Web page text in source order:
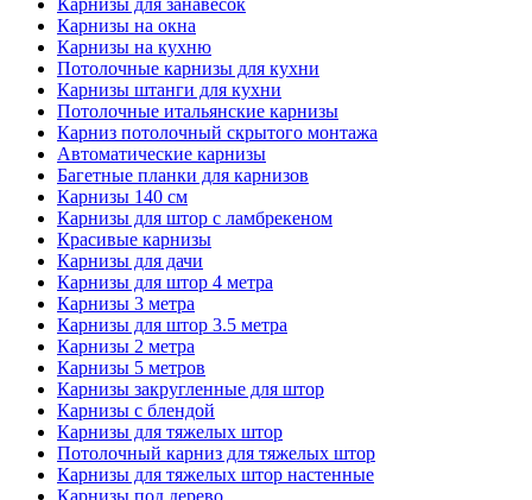
Карнизы на окна
Карнизы на кухню
Потолочные карнизы для кухни
Карнизы штанги для кухни
Потолочные итальянские карнизы
Карниз потолочный скрытого монтажа
Автоматические карнизы
Багетные планки для карнизов
Карнизы 140 см
Карнизы для штор с ламбрекеном
Красивые карнизы
Карнизы для дачи
Карнизы для штор 4 метра
Карнизы 3 метра
Карнизы для штор 3.5 метра
Карнизы 2 метра
Карнизы 5 метров
Карнизы закругленные для штор
Карнизы с блендой
Карнизы для тяжелых штор
Потолочный карниз для тяжелых штор
Карнизы для тяжелых штор настенные
Карнизы под дерево